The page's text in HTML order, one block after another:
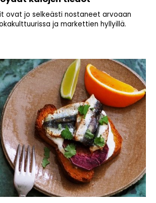
ovat jo selkeästi nostaneet arvoaan
ja markettien hyllyillä.